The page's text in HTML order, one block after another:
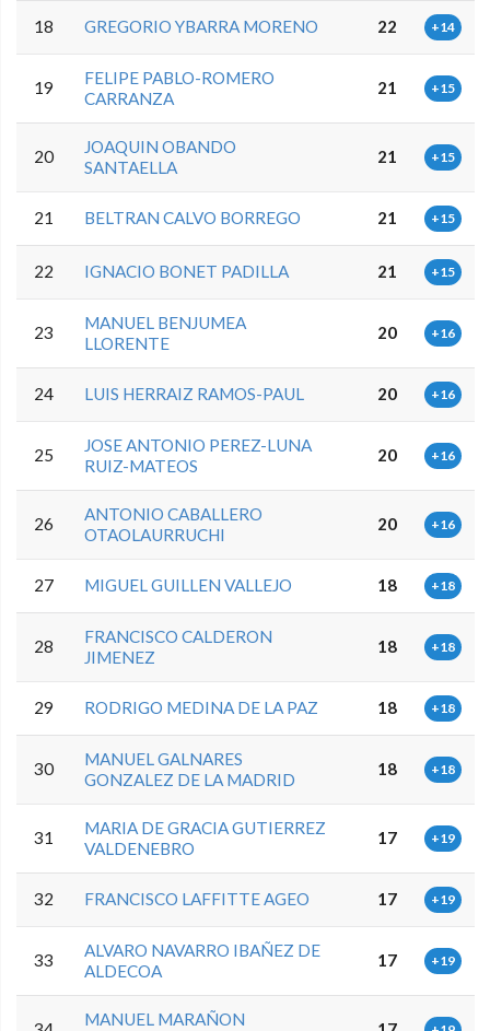
18 GREGORIO YBARRA MORENO 22 +14
19
FELIPE PABLO-ROMERO
CARRANZA
21 +15
20
JOAQUIN OBANDO
SANTAELLA
21 +15
21 BELTRAN CALVO BORREGO 21 +15
22 IGNACIO BONET PADILLA 21 +15
23
MANUEL BENJUMEA
LLORENTE
20 +16
24 LUIS HERRAIZ RAMOS-PAUL 20 +16
25
JOSE ANTONIO PEREZ-LUNA
RUIZ-MATEOS
20 +16
26
ANTONIO CABALLERO
OTAOLAURRUCHI
20 +16
27 MIGUEL GUILLEN VALLEJO 18 +18
28
FRANCISCO CALDERON
JIMENEZ
18 +18
29 RODRIGO MEDINA DE LA PAZ 18 +18
30
MANUEL GALNARES
GONZALEZ DE LA MADRID
18 +18
31
MARIA DE GRACIA GUTIERREZ
VALDENEBRO
17 +19
32 FRANCISCO LAFFITTE AGEO 17 +19
33
ALVARO NAVARRO IBAÑEZ DE
ALDECOA
17 +19
MANUEL MARAÑON